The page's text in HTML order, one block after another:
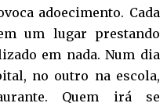
adoecimento. Cada
um lugar prestando
em nada. Num dia
no outro na escola,
Quem irá se